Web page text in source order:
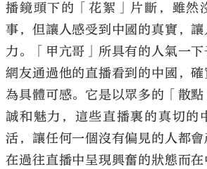
播鏡頭下的「花絮」片斷，雖然
事，但讓人感受到中國的真實，
力。「甲亢哥」所具有的人氣一下
網友通過他的直播看到的中國，
為具體可感。它是以眾多的「散
誠和魅力，這些直播裏的真切的
活，讓任何一個沒有偏見的人都
在過往直播中呈現興奮的狀態而